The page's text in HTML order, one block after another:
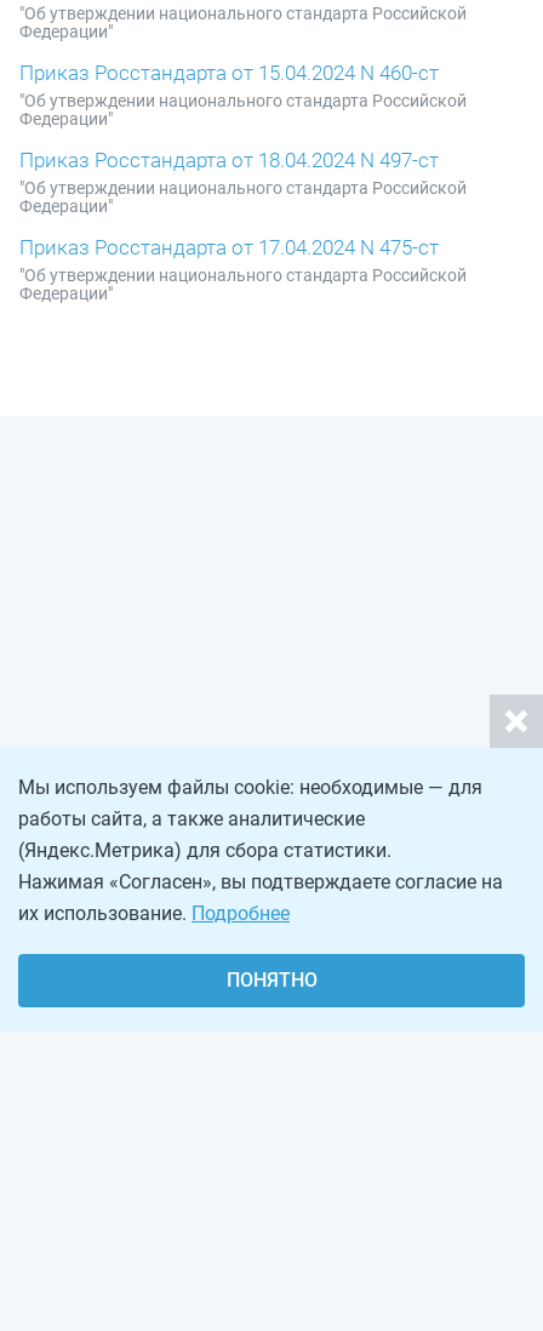
"Об утверждении национального стандарта Российской
Федерации"
Приказ Росстандарта от 15.04.2024 N 460-ст
"Об утверждении национального стандарта Российской
Федерации"
Приказ Росстандарта от 18.04.2024 N 497-ст
"Об утверждении национального стандарта Российской
Федерации"
Приказ Росстандарта от 17.04.2024 N 475-ст
"Об утверждении национального стандарта Российской
Федерации"
Мы используем файлы cookie: необходимые — для
работы сайта, а также аналитические
(Яндекс.Метрика) для сбора статистики.
Нажимая «Согласен», вы подтверждаете согласие на
их использование. Подробнее
ПОНЯТНО